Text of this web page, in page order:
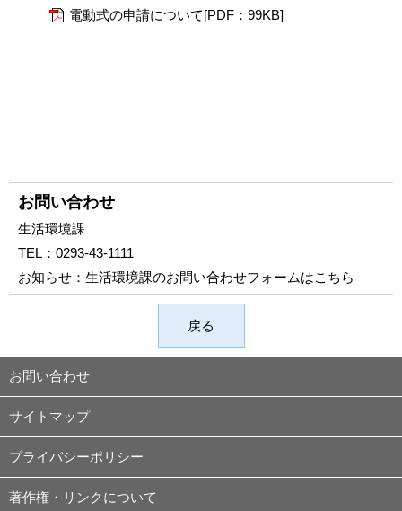
電動式の申請について[PDF：99KB]
お問い合わせ
生活環境課
TEL： 0293-43-1111
お知らせ： 生活環境課のお問い合わせフォームはこちら
戻る
お問い合わせ
サイトマップ
プライバシーポリシー
著作権・リンクについて